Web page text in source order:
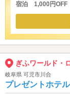
宿泊 1,000円OFF
ぎふワールド・
岐阜県 可児市川合
プレゼントホテ